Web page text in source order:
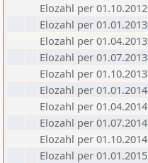
Elozahl per 01.10.2012
Elozahl per 01.01.2013
Elozahl per 01.04.2013
Elozahl per 01.07.2013
Elozahl per 01.10.2013
Elozahl per 01.01.2014
Elozahl per 01.04.2014
Elozahl per 01.07.2014
Elozahl per 01.10.2014
Elozahl per 01.01.2015